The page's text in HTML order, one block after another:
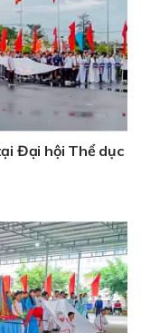
Đại hội Thể dục